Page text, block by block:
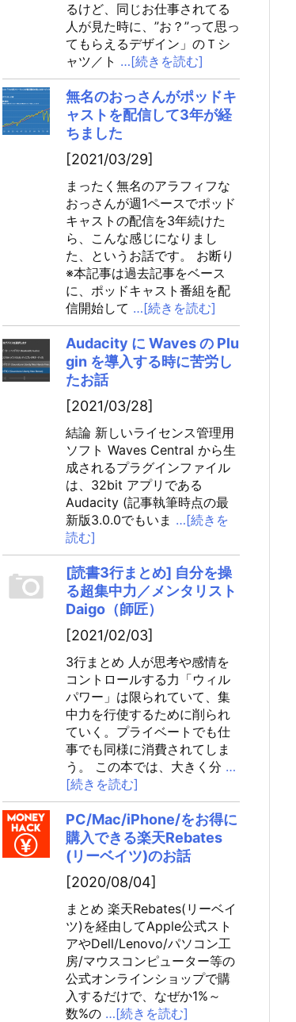
るけど、同じお仕事されてる
人が見た時に、”お？”って思っ
てもらえるデザイン」のＴシ
ャツ／ト …[続きを読む]
無名のおっさんがポッドキ
ャストを配信して3年が経
ちました
[2021/03/29]
まったく無名のアラフィフな
おっさんが週1ペースでポッド
キャストの配信を3年続けた
ら、こんな感じになりまし
た、というお話です。 お断り
※本記事は過去記事をベース
に、ポッドキャスト番組を配
信開始して …[続きを読む]
Audacity に Waves の Plu
gin を導入する時に苦労し
たお話
[2021/03/28]
結論 新しいライセンス管理用
ソフト Waves Central から生
成されるプラグインファイル
は、32bit アプリである
Audacity (記事執筆時点の最
新版3.0.0でもいま …[続きを
読む]
[読書3行まとめ] 自分を操
る超集中力／メンタリスト
Daigo（師匠）
[2021/02/03]
3行まとめ 人が思考や感情を
コントロールする力「ウィル
パワー」は限られていて、集
中力を行使するために削られ
ていく。プライベートでも仕
事でも同様に消費されてしま
う。 この本では、大きく分 …
[続きを読む]
PC/Mac/iPhone/をお得に
購入できる楽天Rebates
(リーベイツ)のお話
[2020/08/04]
まとめ 楽天Rebates(リーベイ
ツ)を経由してApple公式スト
アやDell/Lenovo/パソコン工
房/マウスコンピューター等の
公式オンラインショップで購
入するだけで、なぜか1%～
数%の …[続きを読む]